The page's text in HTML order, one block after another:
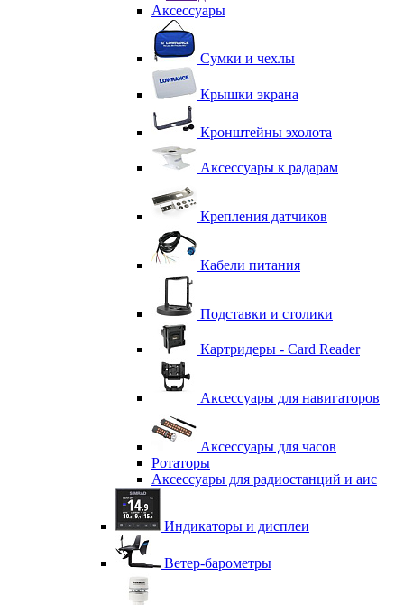
Аксессуары
Сумки и чехлы
Крышки экрана
Кронштейны эхолота
Аксессуары к радарам
Крепления датчиков
Кабели питания
Подставки и столики
Картридеры - Card Reader
Аксессуары для навигаторов
Аксессуары для часов
Ротаторы
Аксессуары для радиостанций и аис
Индикаторы и дисплеи
Ветер-барометры